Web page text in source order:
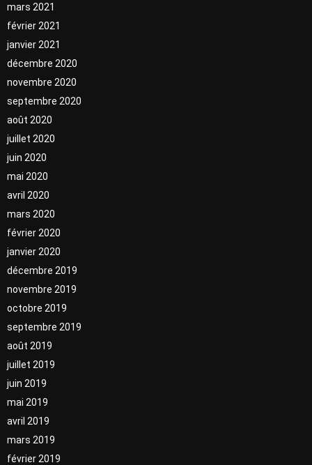
mars 2021
février 2021
janvier 2021
décembre 2020
novembre 2020
septembre 2020
août 2020
juillet 2020
juin 2020
mai 2020
avril 2020
mars 2020
février 2020
janvier 2020
décembre 2019
novembre 2019
octobre 2019
septembre 2019
août 2019
juillet 2019
juin 2019
mai 2019
avril 2019
mars 2019
février 2019